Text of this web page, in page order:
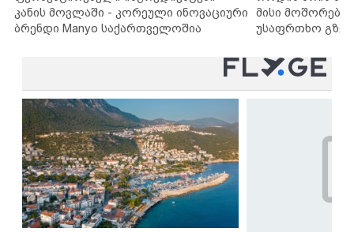
კანის მოვლაში - კორეული ინოვაციური
ბრენდი Manyo საქართველოშია
მისი
უსაფრთხო